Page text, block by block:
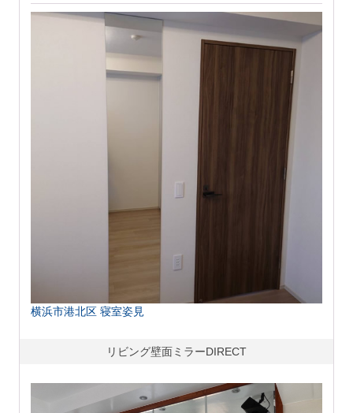
横浜市港北区 寝室姿見
リビング壁面ミラーDIRECT